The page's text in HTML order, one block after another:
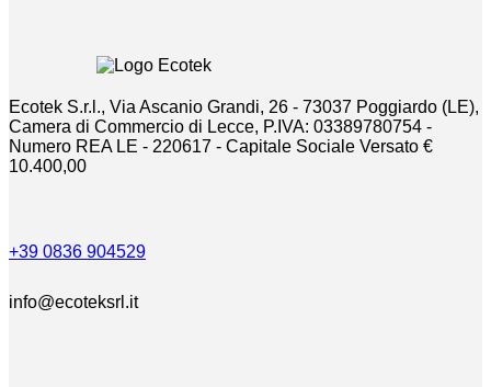
Ecotek S.r.l., Via Ascanio Grandi, 26 - 73037 Poggiardo (LE),
Camera di Commercio di Lecce, P.IVA: 03389780754 -
Numero REA LE - 220617 - Capitale Sociale Versato €
10.400,00
+39 0836 904529
info@ecoteksrl.it